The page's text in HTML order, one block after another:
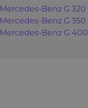
Mercedes-Benz G 320
Mercedes-Benz G 350
Mercedes-Benz G 400